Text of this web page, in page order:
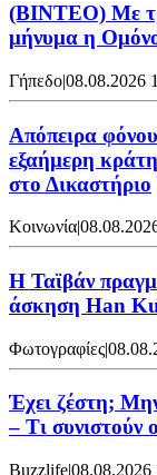
(ΒΙΝΤΕΟ) Με
μήνυμα η
Γήπεδο|08.08.2026
Απόπειρα
εξαήμερη
στο Δικαστήριο
Κοινωνία|
Η Ταϊβάν
άσκηση Han
Φωτογραφίες|
Έχει ζέστη;
– Τι συνιστούν
Buzzlife|08.08.2026